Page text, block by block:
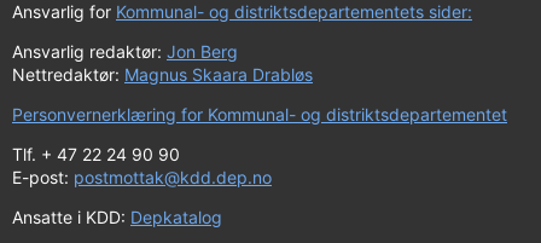
Ansvarlig for Kommunal- og distriktsdepartementets sider:
Ansvarlig redaktør: Jon Berg
Nettredaktør: Magnus Skaara Drabløs
Personvernerklæring for Kommunal- og distriktsdepartementet
Tlf. + 47 22 24 90 90
E-post: postmottak@kdd.dep.no
Ansatte i KDD: Depkatalog